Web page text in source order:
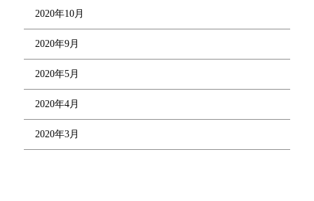
2020年10月
2020年9月
2020年5月
2020年4月
2020年3月